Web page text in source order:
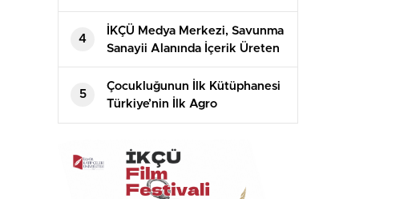
Fakültesi’nde Açıldı
4
İKÇÜ Medya Merkezi, Savunma
Sanayii Alanında İçerik Üreten
Kaner Kurt’u Ağırladı
5
Çocukluğunun İlk Kütüphanesi
Türkiye’nin İlk Agro
Kütüphanesi Oldu